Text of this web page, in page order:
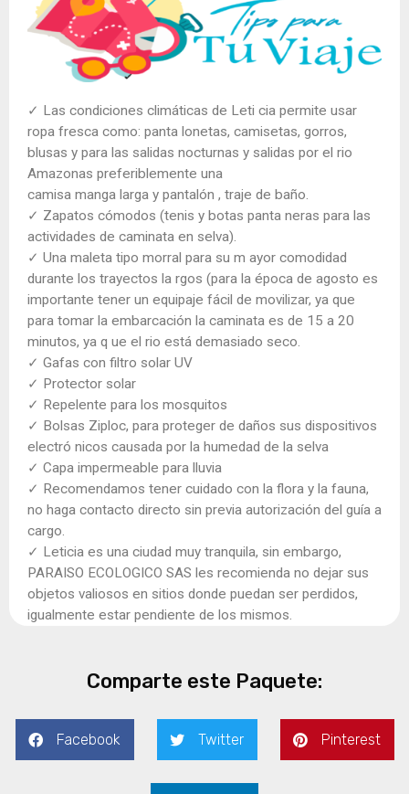
✓ Las condiciones climáticas de Leti cia permite usar
ropa fresca como: panta lonetas, camisetas, gorros,
blusas y para las salidas nocturnas y salidas por el rio
Amazonas preferiblemente una
camisa manga larga y pantalón , traje de baño.
✓ Zapatos cómodos (tenis y botas panta neras para las
actividades de caminata en selva).
✓ Una maleta tipo morral para su m ayor comodidad
durante los trayectos la rgos (para la época de agosto es
importante tener un equipaje fácil de movilizar, ya que
para tomar la embarcación la caminata es de 15 a 20
minutos, ya q ue el rio está demasiado seco.
✓ Gafas con filtro solar UV
✓ Protector solar
✓ Repelente para los mosquitos
✓ Bolsas Ziploc, para proteger de daños sus dispositivos
electró nicos causada por la humedad de la selva
✓ Capa impermeable para lluvia
✓ Recomendamos tener cuidado con la flora y la fauna,
no haga contacto directo sin previa autorización del guía a
cargo.
✓ Leticia es una ciudad muy tranquila, sin embargo,
PARAISO ECOLOGICO SAS les recomienda no dejar sus
objetos valiosos en sitios donde puedan ser perdidos,
igualmente estar pendiente de los mismos.
Comparte este Paquete:
Facebook Twitter Pinterest